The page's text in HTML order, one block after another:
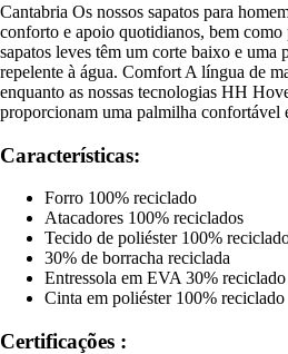
Cantabria Os nossos sapatos para
conforto e apoio quotidianos, bem como
sapatos leves têm um corte baixo e uma
repelente à água. Comfort A língua de
enquanto as nossas tecnologias HH
proporcionam uma palmilha confortável
Características:
Forro 100% reciclado
Atacadores 100% reciclados
Tecido de poliéster 100%
30% de borracha reciclada
Entressola em EVA 30% reciclado
Cinta em poliéster 100% reciclado
Certificações :